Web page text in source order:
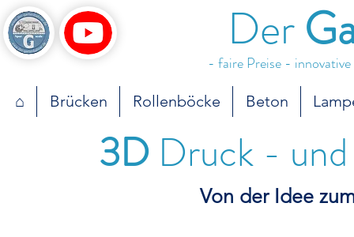
Der
- faire Preise -
⌂ Brücken Rollenböcke Beton
3D Druck -
Von der Idee